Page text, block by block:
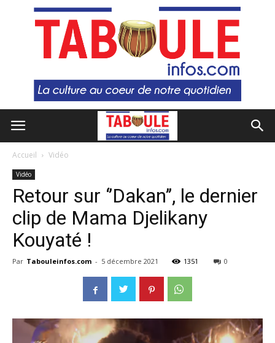
Accueil Vidéo
Vidéo
Retour sur ‘’Dakan’’, le dernier
clip de Mama Djelikany
Kouyaté !
Par Tabouleinfos.com - 5 décembre 2021 1351 0